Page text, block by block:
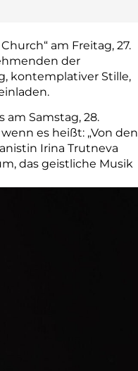
am Freitag, 27.
der
kontemplativer Stille,
Samstag, 28.
es heißt: „Von den
Irina Trutneva
das geistliche Musik